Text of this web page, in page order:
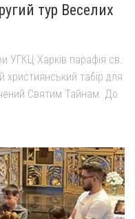
тур Веселих
УГКЦ Харків парафія св.
табір для
Святим Тайнам. До